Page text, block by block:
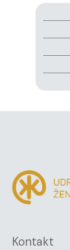
Kontakt